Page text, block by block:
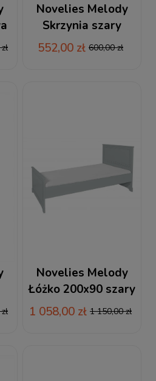
Novelies Melody
Skrzynia szary
552,00 zł 600,00 zł
Novelies Melody
Łóżko 200x90 szary
1 058,00 zł 1 150,00 zł